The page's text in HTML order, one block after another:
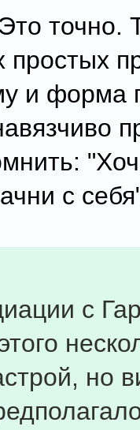
точно.
и форма
с
с
но